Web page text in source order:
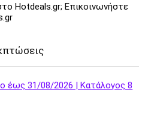
Hotdeals.gr; Επικοινωνήστε
έως 31/08/2026 | Κατάλογος 8